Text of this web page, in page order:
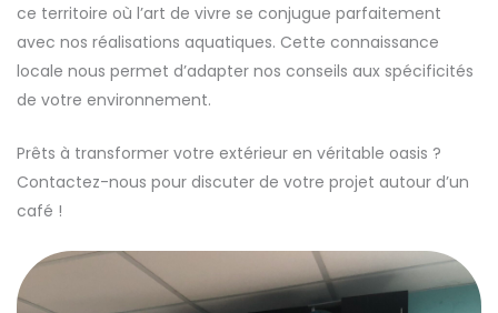
ce territoire où l’art de vivre se conjugue parfaitement
avec nos réalisations aquatiques. Cette connaissance
locale nous permet d’adapter nos conseils aux spécificités
de votre environnement.
Prêts à transformer votre extérieur en véritable oasis ?
Contactez-nous pour discuter de votre projet autour d’un
café !